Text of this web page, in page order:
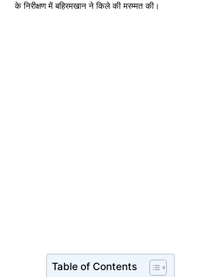
के निरीक्षण में बहिरमखान ने किले की मरम्मत की।
Table of Contents